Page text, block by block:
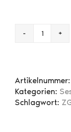
Suffolk
Artikelnummer:
Kategorien:
Schlagwort: